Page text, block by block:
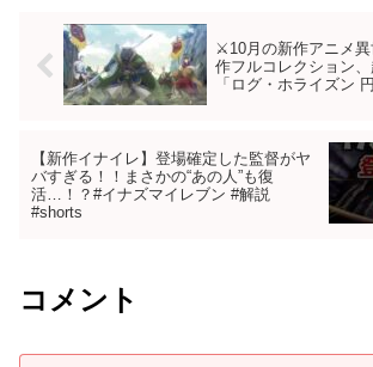
⚔️10月の新作アニメ
作フルコレクション、
「ログ・ホライズン
【新作イナイレ】登場確定した監督がヤ
バすぎる！！まさかの“あの人”も復
活…！？#イナズマイレブン #解説
#shorts
コメント